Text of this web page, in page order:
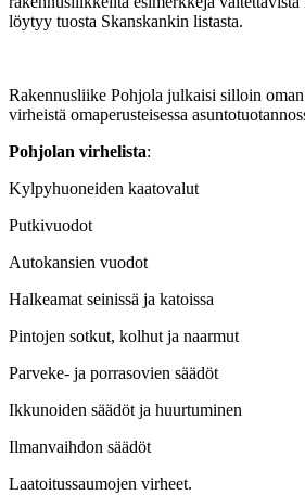
löytyy tuosta Skanskankin listasta.
Rakennusliike Pohjola julkaisi silloin
virheistä omaperusteisessa
Pohjolan virhelista:
Kylpyhuoneiden kaatovalut
Putkivuodot
Autokansien vuodot
Halkeamat seinissä ja katoissa
Pintojen sotkut, kolhut ja naarmut
Parveke- ja porrasovien säädöt
Ikkunoiden säädöt ja huurtuminen
Ilmanvaihdon säädöt
Laatoitussaumojen virheet.